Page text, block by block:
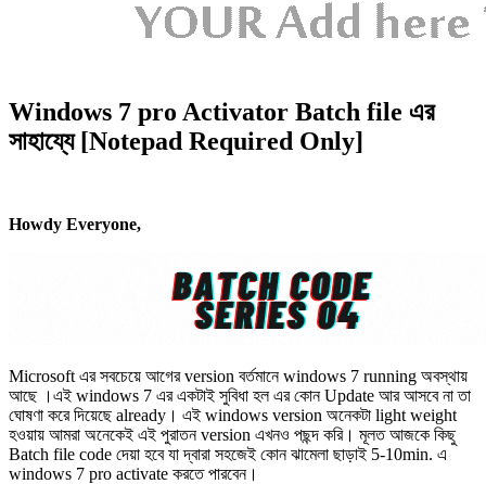
Windows 7 pro Activator Batch file এর
সাহায্যে [Notepad Required Only]
Howdy Everyone,
Microsoft এর সবচেয়ে আগের version বর্তমানে windows 7 running অবস্থায়
আছে ।এই windows 7 এর একটাই সুবিধা হল এর কোন Update আর আসবে না তা
ঘোষণা করে দিয়েছে already। এই windows version অনেকটা light weight
হওয়ায় আমরা অনেকেই এই পুরাতন version এখনও পছন্দ করি। মূলত আজকে কিছু
Batch file code দেয়া হবে যা দ্বারা সহজেই কোন ঝামেলা ছাড়াই 5-10min. এ
windows 7 pro activate করতে পারবেন।